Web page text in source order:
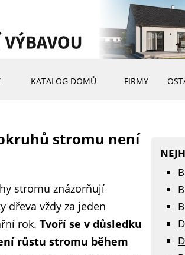
KATALOG DOMŮ FIRMY
stromu není
stromu znázorňují
dřeva vždy za jeden
rok. Tvoří se v důsledku
růstu stromu během